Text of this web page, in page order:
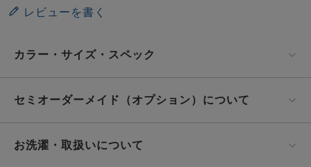
レビューを書く
カラー・サイズ・スペック
セミオーダーメイド（オプション）について
お洗濯・取扱いについて